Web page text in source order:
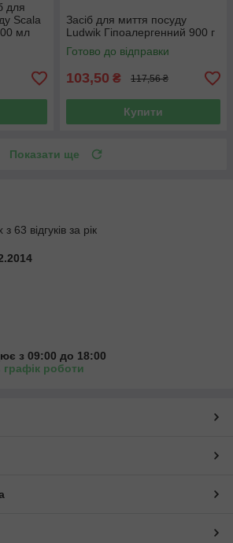
для
Scala
мл
Засіб для миття посуду
Ludwik Гіпоалергенний 900 г
Готово до відправки
103,50 ₴ 117,56 ₴
Купити
Показати ще
63 відгуків за рік
з 09:00 до 18:00
роботи